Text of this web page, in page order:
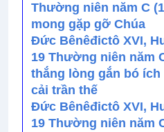
Thường niên năm C
mong gặp gỡ Chúa
Đức Bênêđictô XVI,
19 Thường niên năm
thắng lòng gắn bó
cải trần thế
Đức Bênêđictô XVI,
19 Thường niên năm